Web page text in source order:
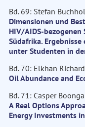
Bd. 69: Stefan
Dimensionen und
HIV/AIDS-
Südafrika.
unter Studenten in
Bd. 70: Elkhan
Oil Abundance and
Bd. 71: Casper
A Real Options
Energy Investments